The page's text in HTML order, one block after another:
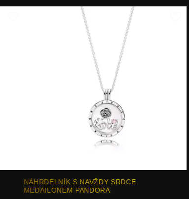
NÁHRDELNÍK S NAVŽDY SRDCE
MEDAILONEM PANDORA